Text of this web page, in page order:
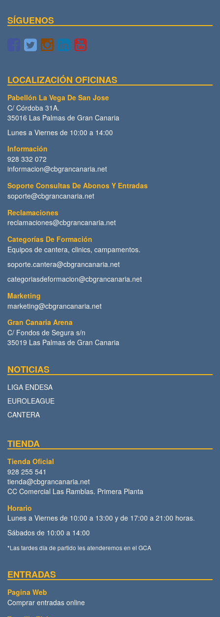
SÍGUENOS
LOCALIZACIÓN OFICINAS
Pabellón La Vega De San Jose
C/ Córdoba 31A.
35016 Las Palmas de Gran Canaria
Lunes a Viernes de 10:00 a 14:00
Información
928 332 072
informacion@cbgrancanaria.net
Soporte Consultas De Abonos Y Entradas
soporte@cbgrancanaria.net
Reclamaciones
reclamaciones@cbgrancanaria.net
Categorías De Formación
Equipos de cantera, clinics, campamentos.
soporte.cantera@cbgrancanaria.net
categoriasdeformacion@cbgrancanaria.net
Marketing
marketing@cbgrancanaria.net
Gran Canaria Arena
C/ Fondos de Segura s/n
35019 Las Palmas de Gran Canaria
NOTICIAS
LIGA ENDESA
EUROLEAGUE
CANTERA
TIENDA
Tienda Oficial
928 255 541
tienda@cbgrancanaria.net
CC Comercial Las Ramblas. Primera Planta
Horario
Lunes a Viernes de 10:00 a 13:00 y de 17:00 a 21:00 horas.
Sábados de 10:00 a 14:00
*Las tardes día de partido les atenderemos en el GCA
ENTRADAS
Pagina Web
Comprar entradas online